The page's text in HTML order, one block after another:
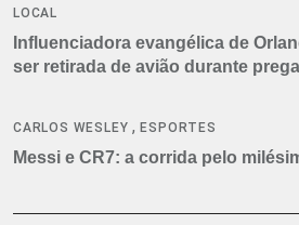
LOCAL
Influenciadora evangélica de
ser retirada de avião durante
CARLOS WESLEY ,ESPORTES
Messi e CR7: a corrida pelo